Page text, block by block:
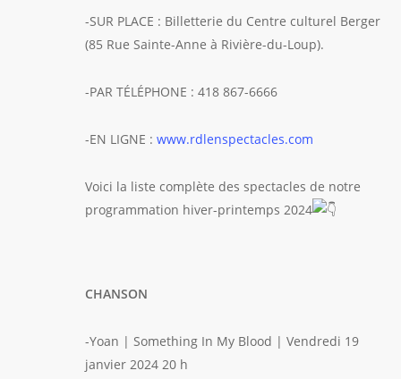
-SUR PLACE : Billetterie du Centre culturel Berger
(85 Rue Sainte-Anne à Rivière-du-Loup).
-PAR TÉLÉPHONE : 418 867-6666
-EN LIGNE : www.rdlenspectacles.com
Voici la liste complète des spectacles de notre
programmation hiver-printemps 2024
CHANSON
-Yoan | Something In My Blood | Vendredi 19
janvier 2024 20 h